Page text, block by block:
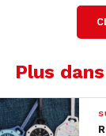
Plus